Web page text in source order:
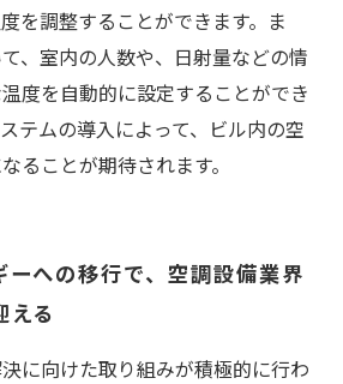
を調整することができます。ま
、室内の人数や、日射量などの情
度を自動的に設定することができ
テムの導入によって、ビル内の空
ることが期待されます。
ーへの移行で、空調設備業界
える
に向けた取り組みが積極的に行わ